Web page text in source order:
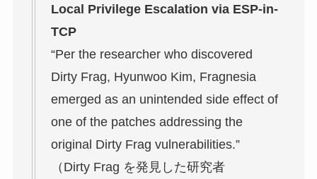
Local Privilege Escalation via ESP-in-
TCP
“Per the researcher who discovered
Dirty Frag, Hyunwoo Kim, Fragnesia
emerged as an unintended side effect of
one of the patches addressing the
original Dirty Frag vulnerabilities.”
（Dirty Frag を発見した研究者